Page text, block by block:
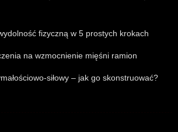
fizyczną w 5 prostych krokach
na wzmocnienie mięśni ramion
siłowy – jak go skonstruować?